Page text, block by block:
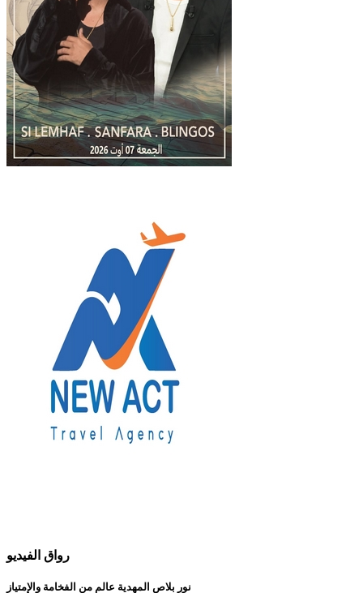
رواق الفيديو
نور بلاص المهدية عالم من الفخامة والإمتياز